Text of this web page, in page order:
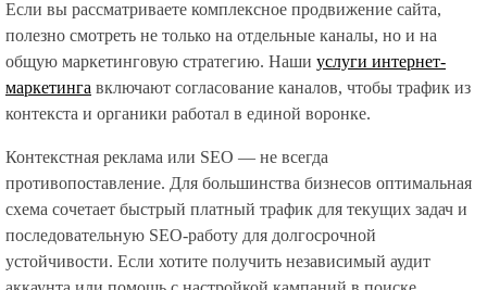
Если вы рассматриваете комплексное продвижение сайта,
полезно смотреть не только на отдельные каналы, но и на
общую маркетинговую стратегию. Наши услуги интернет-
маркетинга включают согласование каналов, чтобы трафик из
контекста и органики работал в единой воронке.
Контекстная реклама или SEO — не всегда
противопоставление. Для большинства бизнесов оптимальная
схема сочетает быстрый платный трафик для текущих задач и
последовательную SEO-работу для долгосрочной
устойчивости. Если хотите получить независимый аудит